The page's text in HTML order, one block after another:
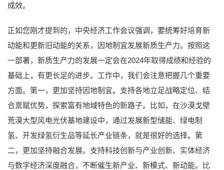
成效。
正如您刚才提到的，中央经济工作会议强调，要统筹好培育新
动能和更新旧动能的关系，因地制宜发展新质生产力。按照这
一部署，新质生产力的发展一定会在2024年取得成绩和经验的
基础上，有更长足的进步。工作中，我们会注意把握几个重要
方面。第一，更加坚持因地制宜。支持各地立足战略定位、结
合禀赋优势，探索富有地域特色的新路子。比如，在沙漠戈壁
荒漠大型风电光伏基地建设中，通过发展新型储能、绿电制
氢、开发绿氢衍生品等延长产业链条，就是很好的选择。第
二，更加坚持融合发展。支持科技创新与产业创新、实体经济
与数字经济深度融合，不断催生新产业、新模式、新动能。比